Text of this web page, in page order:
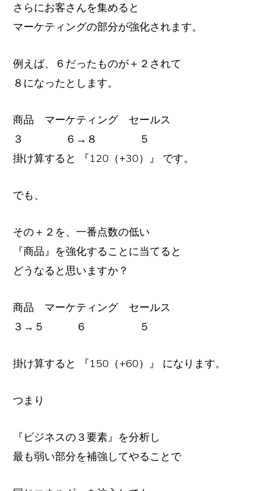
さらにお客さんを集めると
マーケティングの部分が強化されます。
例えば、６だったものが＋２されて
８になったとします。
商品 マーケティング セールス
３ ６→８ ５
掛け算すると 『120（+30）』 です。
でも、
その＋２を、一番点数の低い
『商品』を強化することに当てると
どうなると思いますか？
商品 マーケティング セールス
３→５ ６ ５
掛け算すると 『150（+60）』 になります。
つまり
『ビジネスの３要素』を分析し
最も弱い部分を補強してやることで